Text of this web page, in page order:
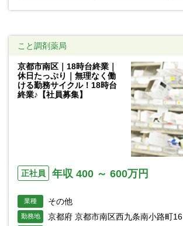
こと調剤薬局
京都市南区｜18時台終業｜
休日たっぷり｜無理なく働
ける勤務サイクル！18時台
終業♪【社員募集】
正社員 年収 400 ～ 600万円
業種 その他
勤務地 京都府 京都市南区西九条南小路町16